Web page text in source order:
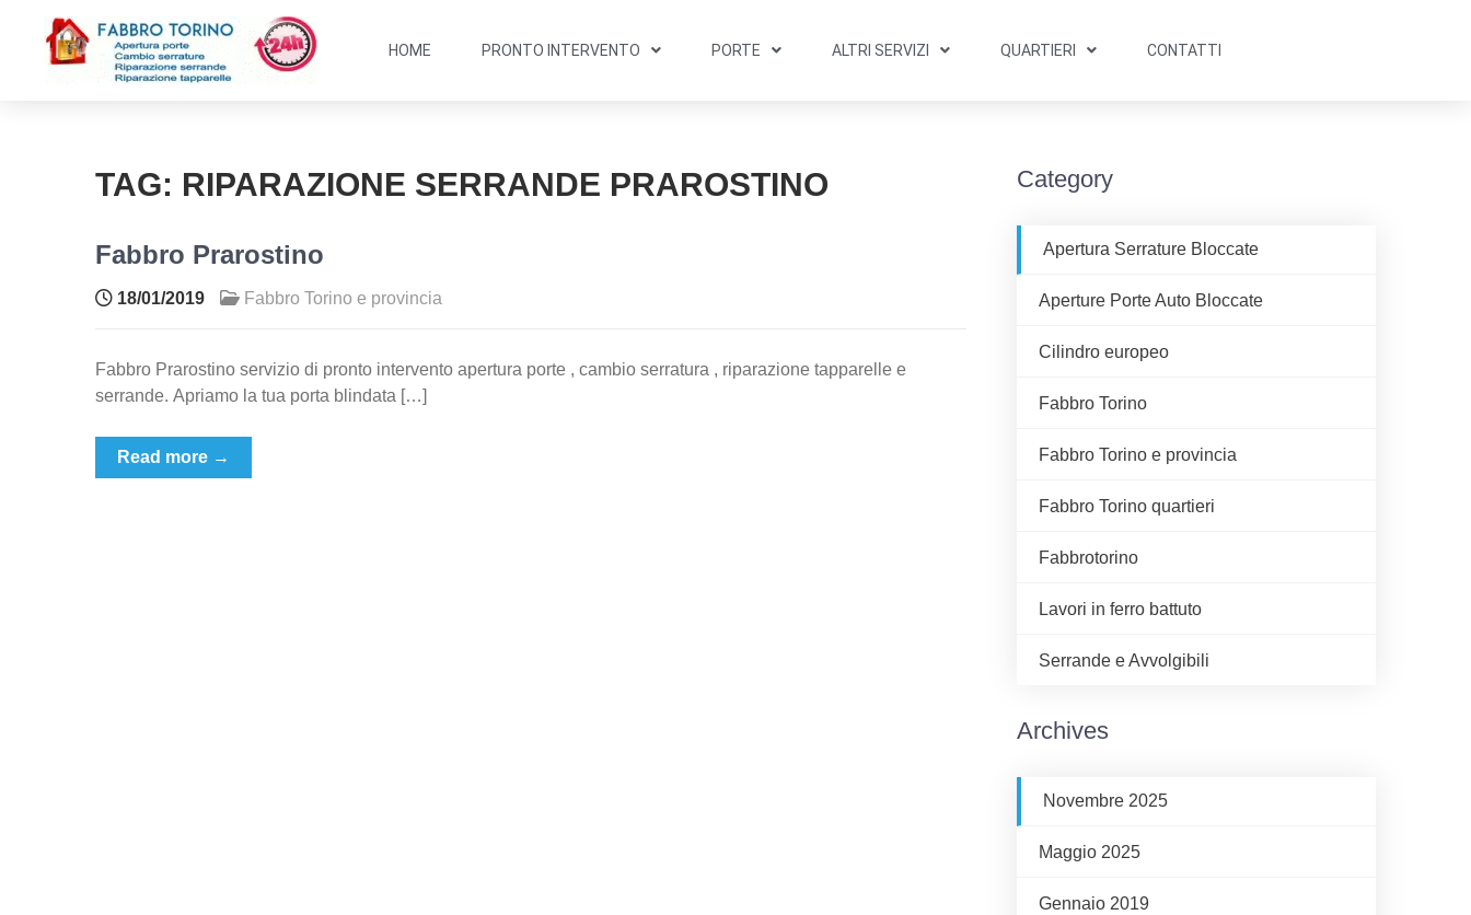
HOME PRONTO INTERVENTO PORTE ALTRI SERVIZI QUARTIERI CONTATTI
TAG: RIPARAZIONE SERRANDE PRAROSTINO
Fabbro Prarostino
18/01/2019 Fabbro Torino e provincia
Fabbro Prarostino servizio di pronto intervento apertura porte , cambio serratura , riparazione tapparelle e
serrande. Apriamo la tua porta blindata […]
Read more →
Category
Apertura Serrature Bloccate
Aperture Porte Auto Bloccate
Cilindro europeo
Fabbro Torino
Fabbro Torino e provincia
Fabbro Torino quartieri
Fabbrotorino
Lavori in ferro battuto
Serrande e Avvolgibili
Archives
Novembre 2025
Maggio 2025
Gennaio 2019